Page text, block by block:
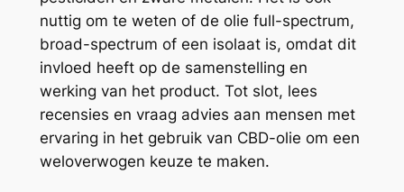
nuttig om te weten of de olie full-spectrum,
broad-spectrum of een isolaat is, omdat dit
invloed heeft op de samenstelling en
werking van het product. Tot slot, lees
recensies en vraag advies aan mensen met
ervaring in het gebruik van CBD-olie om een
weloverwogen keuze te maken.